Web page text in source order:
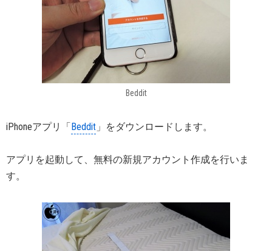
Beddit
iPhoneアプリ「Beddit 」をダウンロードします。
アプリを起動して、無料の新規アカウント作成を行いま
す。